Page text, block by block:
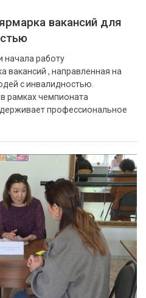
вакансий для
начала работу
вакансий , направленная на
с инвалидностью.
рамках чемпионата
профессиональное